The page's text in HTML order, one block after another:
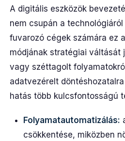
A digitális eszközök
nem csupán a
fuvarozó cégek számára ez
módjának stratégiai váltását
vagy széttagolt
adatvezérelt
hatás több kulcsfontosságú
Folyamatautomatizálás:
csökkentése, miközben